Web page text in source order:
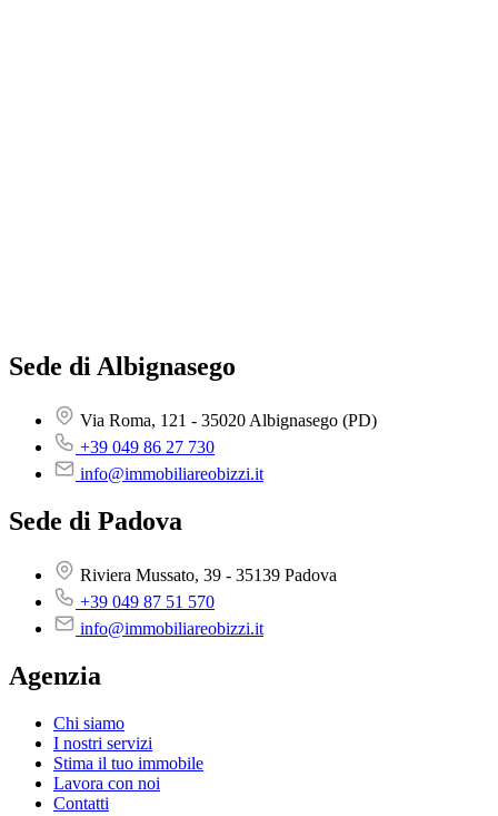
Sede di Albignasego
Via Roma, 121 - 35020 Albignasego (PD)
+39 049 86 27 730
info@immobiliareobizzi.it
Sede di Padova
Riviera Mussato, 39 - 35139 Padova
+39 049 87 51 570
info@immobiliareobizzi.it
Agenzia
Chi siamo
I nostri servizi
Stima il tuo immobile
Lavora con noi
Contatti